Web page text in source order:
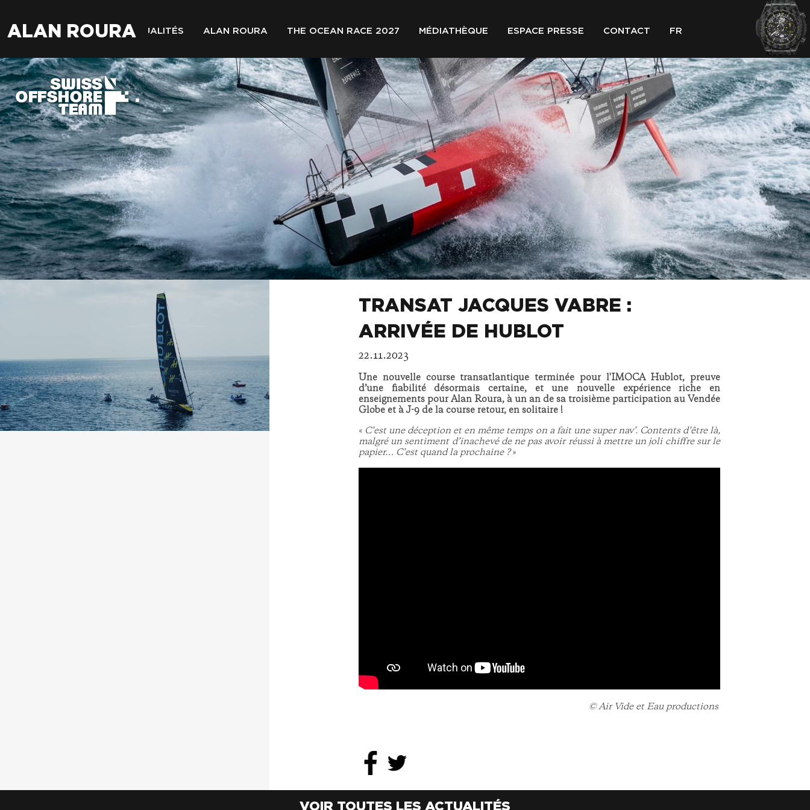
ALAN ROURAACTUALITÉS ALAN ROURA THE OCEAN RACE 2027 MÉDIATHÈQUE ESPACE PRESSE CONTACT FR
TRANSAT JACQUES VABRE :
ARRIVÉE DE HUBLOT
22.11.2023
Une nouvelle course transatlantique terminée pour l'IMOCA Hublot, preuve
d’une fiabilité désormais certaine, et une nouvelle expérience riche en
enseignements pour Alan Roura, à un an de sa troisième participation au Vendée
Globe et à J-9 de la course retour, en solitaire !
« C’est une déception et en même temps on a fait une super nav’. Contents d’être là,
malgré un sentiment d’inachevé de ne pas avoir réussi à mettre un joli chiffre sur le
papier… C’est quand la prochaine ?»
© Air Vide et Eau productions
VOIR TOUTES LES ACTUALITÉS